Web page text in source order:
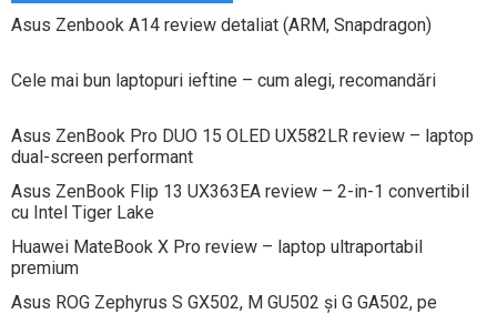
Asus Zenbook A14 review detaliat (ARM, Snapdragon)
Cele mai bun laptopuri ieftine – cum alegi, recomandări
Asus ZenBook Pro DUO 15 OLED UX582LR review – laptop
dual-screen performant
Asus ZenBook Flip 13 UX363EA review – 2-in-1 convertibil
cu Intel Tiger Lake
Huawei MateBook X Pro review – laptop ultraportabil
premium
Asus ROG Zephyrus S GX502, M GU502 și G GA502, pe